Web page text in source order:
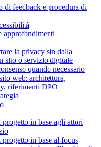
di feedback e procedura di
approfondimenti
la privacy sin dalla
sito o servizio digitale
quando necessario
web: architettura,
riferimenti DPO
in base agli attori
in base al focus